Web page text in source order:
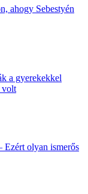
ahogy Sebestyén
a gyerekekkel
volt
Ezért olyan ismerős